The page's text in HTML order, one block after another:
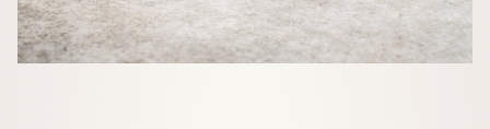
Les